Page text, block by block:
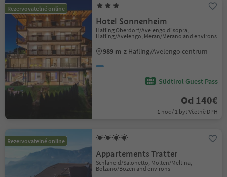
Rezervovatelné online
Hotel Sonnenheim
Hafling Oberdorf/Avelengo di sopra,
Hafling/Avelengo, Meran/Merano and environs
989 m z Hafling/Avelengo centrum
Südtirol Guest Pass
Od 140€
1 noc / 1 byt Včetně DPH
Rezervovatelné online
Appartements Tratter
Schlaneid/Salonetto, Mölten/Meltina,
Bolzano/Bozen and environs